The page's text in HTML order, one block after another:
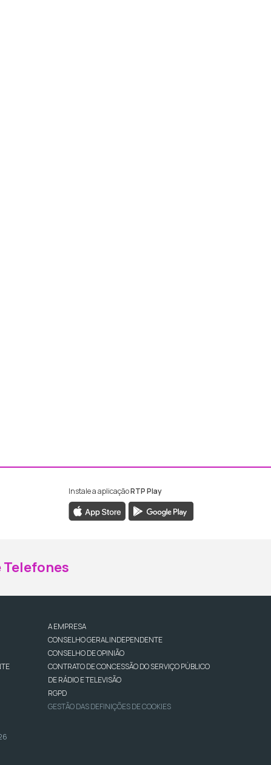
da RTP Madeira
da RTP Madeira
Instale a aplicaçãoRTP Play
Telefones
A EMPRESA
CONSELHO GERAL INDEPENDENTE
CONSELHO DE OPINIÃO
CONTRATO DE CONCESSÃO DO SERVIÇO PÚBLICO
DE RÁDIO E TELEVISÃO
RGPD
GESTÃO DAS DEFINIÇÕES DE COOKIES